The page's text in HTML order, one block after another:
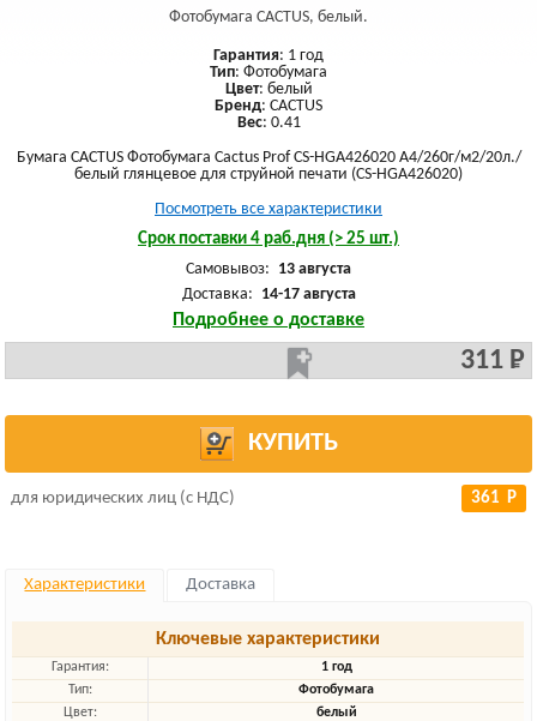
Фотобумага CACTUS, белый.
Гарантия: 1 год
Тип: Фотобумага
Цвет: белый
Бренд: CACTUS
Вес: 0.41
Бумага CACTUS Фотобумага Cactus Prof CS-HGA426020 A4/260г/м2/20л./
белый глянцевое для струйной печати (CS-HGA426020)
Посмотреть все характеристики
Срок поставки 4 раб.дня (> 25 шт.)
Самовывоз: 13 августа
Доставка: 14-17 августа
Подробнее о доставке
311 Р
КУПИТЬ
для юридических лиц (с НДС) 361 Р
Характеристики Доставка
Ключевые характеристики
Гарантия:
1 год
Тип:
Фотобумага
Цвет:
белый